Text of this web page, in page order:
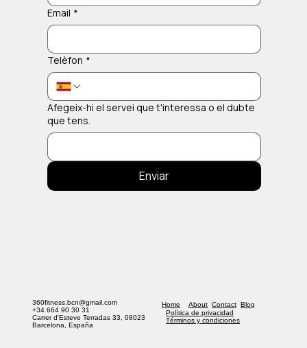
Email *
Telèfon *
Afegeix-hi el servei que t'interessa o el dubte
que tens.
Enviar
360fitness.bcn@gmail.com
+34 664 90 30 31
Carrer d'Esteve Terradas 33, 08023
Barcelona, España
Home About Contact Blog
Política de privacidad
​Términos y condiciones